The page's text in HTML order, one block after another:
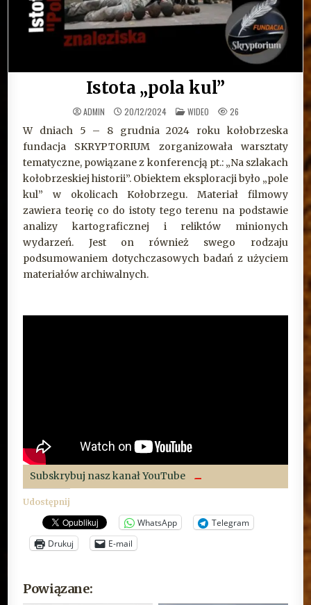
Istota „pola kul”
ADMIN 20/12/2024 OPUBLIKOWANE
W
WIDEO 26
W dniach 5 – 8 grudnia 2024 roku kołobrzeska
fundacja SKRYPTORIUM zorganizowała warsztaty
tematyczne, powiązane z konferencją pt.: „Na szlakach
kołobrzeskiej historii”. Obiektem eksploracji było „pole
kul” w okolicach Kołobrzegu. Materiał filmowy
zawiera teorię co do istoty tego terenu na podstawie
analizy kartograficznej i reliktów minionych
wydarzeń. Jest on również swego rodzaju
podsumowaniem dotychczasowych badań z użyciem
materiałów archiwalnych.
Subskrybuj nasz kanał YouTube
Udostępnij
WhatsApp
Telegram
Drukuj
E-mail
Powiązane: